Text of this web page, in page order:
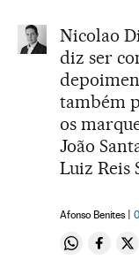
Nicolao
diz ser
também
os
João
Luiz Reis
Afonso Benites